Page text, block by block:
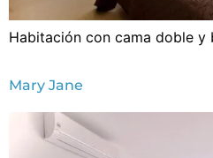
Habitación con cama doble y
Mary Jane